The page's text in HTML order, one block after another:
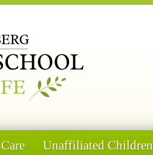
Care Unaffiliated Children